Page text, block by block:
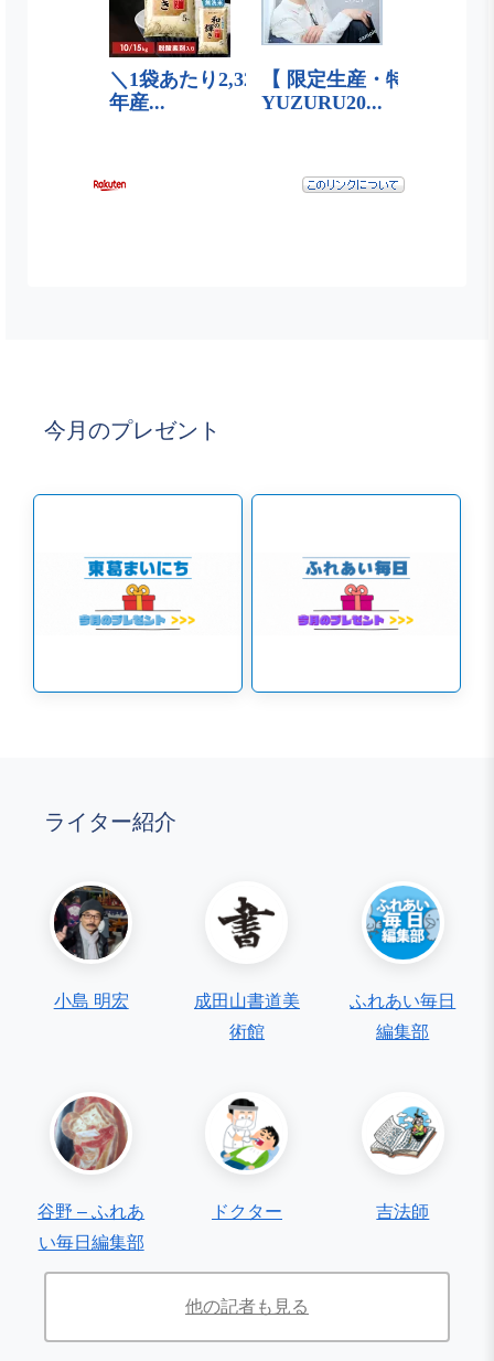
今月のプレゼント
ライター紹介
小島 明宏
成田山書道美
術館
ふれあい毎日
編集部
谷野 – ふれあ
い毎日編集部
ドクター 吉法師
他の記者も見る